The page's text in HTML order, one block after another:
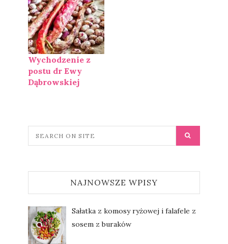
Wychodzenie z
postu dr Ewy
Dąbrowskiej
NAJNOWSZE WPISY
Sałatka z komosy ryżowej i falafele z
sosem z buraków